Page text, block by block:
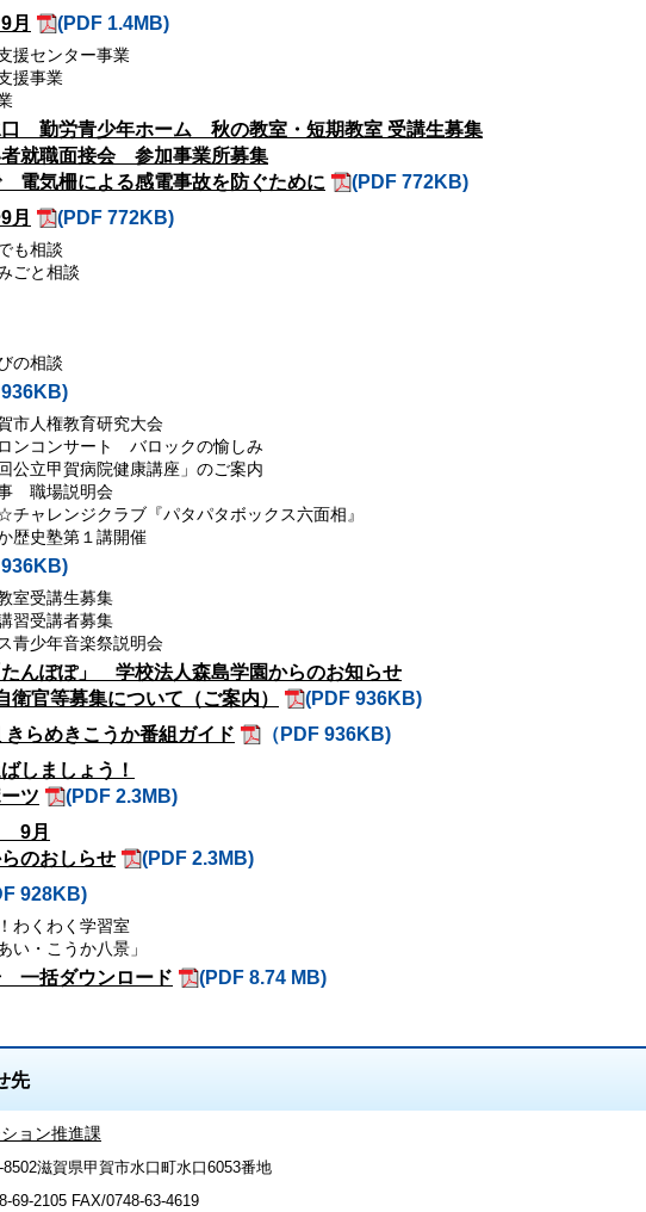
月
(PDF 1.4MB)
援センター事業
援事業
口 勤労青少年ホーム 秋の教室・短期教室 受講生募集
者就職面接会 参加事業所募集
電気柵による感電事故を防ぐために
(PDF 772KB)
月
(PDF 772KB)
も相談
ごと相談
の相談
市人権教育研究大会
ンコンサート バロックの愉しみ
公立甲賀病院健康講座」のご案内
職場説明会
チャレンジクラブ『パタパタボックス六面相』
歴史塾第１講開催
室受講生募集
習受講者募集
青少年音楽祭説明会
んぽぽ」 学校法人森島学園からのお知らせ
衛官等募集について（ご案内）
(PDF 936KB)
きらめきこうか番組ガイド
（PDF 936KB)
しましょう！
ツ
(PDF 2.3MB)
9月
のおしらせ
(PDF 2.3MB)
928KB)
わくわく学習室
い・こうか八景」
一括ダウンロード (PDF 8.74 MB)
先
ョン推進課
滋賀県甲賀市水口町水口6053番地
69-2105 FAX/0748-63-4619